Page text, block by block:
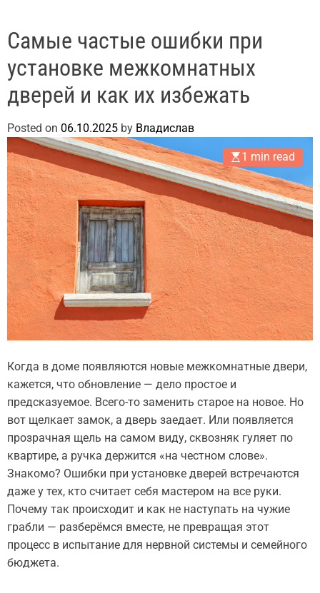
Самые частые ошибки при
установке межкомнатных
дверей и как их избежать
Posted on 06.10.2025 by Владислав
1 min read
Когда в доме появляются новые межкомнатные двери,
кажется, что обновление — дело простое и
предсказуемое. Всего-то заменить старое на новое. Но
вот щелкает замок, а дверь заедает. Или появляется
прозрачная щель на самом виду, сквозняк гуляет по
квартире, а ручка держится «на честном слове».
Знакомо? Ошибки при установке дверей встречаются
даже у тех, кто считает себя мастером на все руки.
Почему так происходит и как не наступать на чужие
грабли — разберёмся вместе, не превращая этот
процесс в испытание для нервной системы и семейного
бюджета.